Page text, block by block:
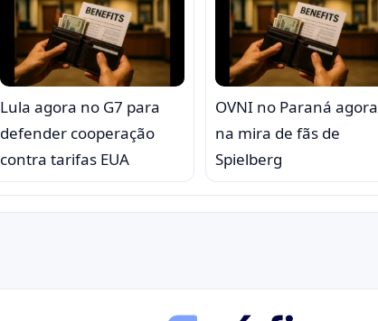
Lula agora no G7 para
defender cooperação
contra tarifas EUA
OVNI no Paraná agora
na mira de fãs de
Spielberg